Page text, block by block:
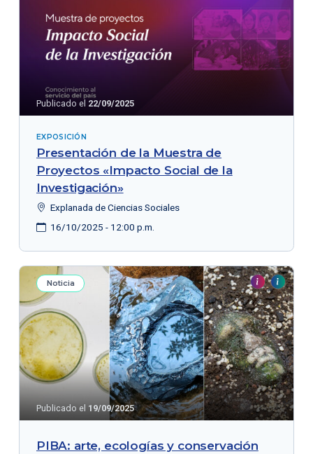
Publicado el 22/09/2025
EXPOSICIÓN
Presentación de la Muestra de
Proyectos «Impacto Social de la
Investigación»
Explanada de Ciencias Sociales
16/10/2025 - 12:00 p.m.
Noticia
Publicado el 19/09/2025
PIBA: arte, ecologías y conservación